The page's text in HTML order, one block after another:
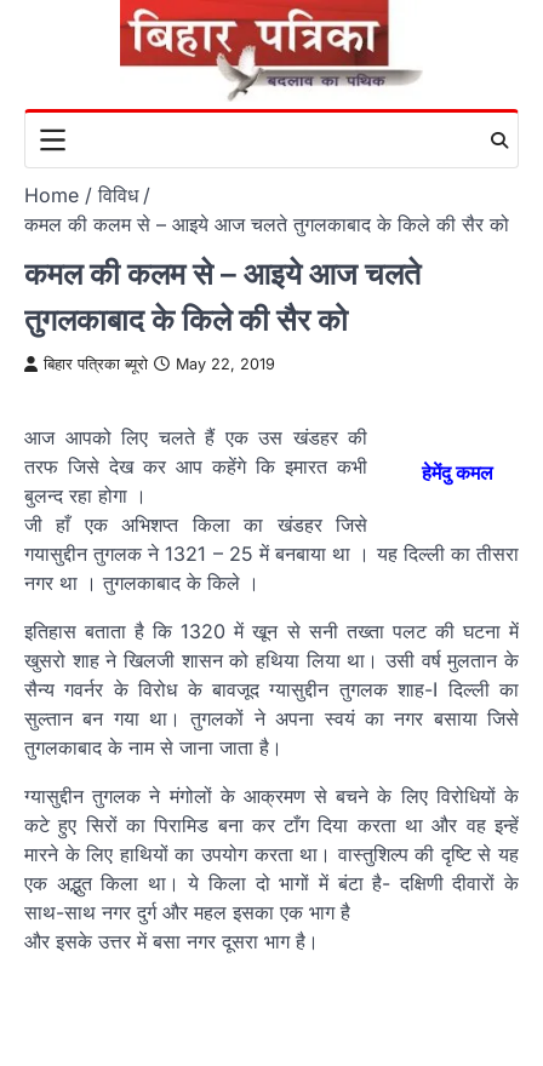
Home
विविध
कमल की कलम से – आइये आज चलते तुगलकाबाद के किले की सैर को
कमल की कलम से – आइये आज चलते
तुगलकाबाद के किले की सैर को
बिहार पत्रिका ब्यूरो May 22, 2019
हेमेंदु कमल
आज आपको लिए चलते हैं एक उस खंडहर की
तरफ जिसे देख कर आप कहेंगे कि इमारत कभी
बुलन्द रहा होगा ।
जी हाँ एक अभिशप्त किला का खंडहर जिसे
गयासुद्दीन तुगलक ने 1321 – 25 में बनबाया था । यह दिल्ली का तीसरा
नगर था । तुगलकाबाद के किले ।
इतिहास बताता है कि 1320 में खून से सनी तख्ता पलट की घटना में
खुसरो शाह ने खिलजी शासन को हथिया लिया था। उसी वर्ष मुलतान के
सैन्य गवर्नर के विरोध के बावजूद ग्यासुद्दीन तुगलक शाह-I दिल्ली का
सुल्तान बन गया था। तुगलकों ने अपना स्वयं का नगर बसाया जिसे
तुगलकाबाद के नाम से जाना जाता है।
ग्यासुद्दीन तुगलक ने मंगोलों के आक्रमण से बचने के लिए विरोधियों के
कटे हुए सिरों का पिरामिड बना कर टाँग दिया करता था और वह इन्हें
मारने के लिए हाथियों का उपयोग करता था। वास्तुशिल्प की दृष्‍टि से यह
एक अद्भुत किला था। ये किला दो भागों में बंटा है- दक्षिणी दीवारों के
साथ-साथ नगर दुर्ग और महल इसका एक भाग है
और इसके उत्तर में बसा नगर दूसरा भाग है।